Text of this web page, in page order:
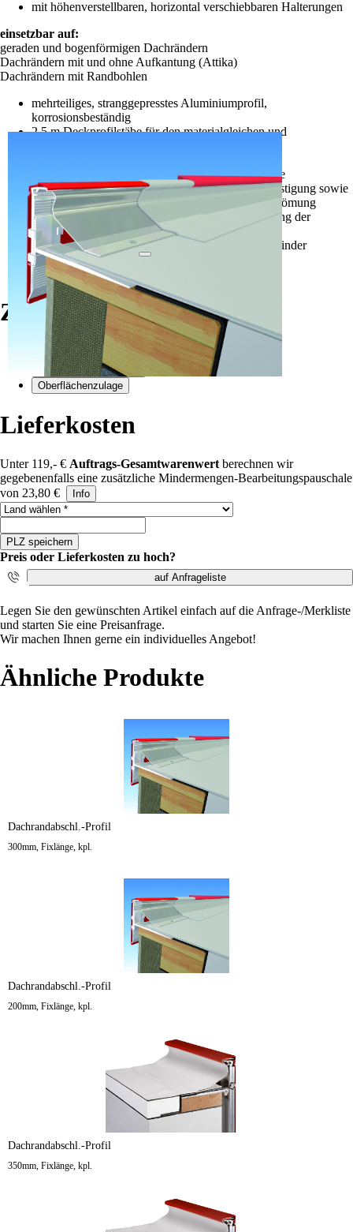
mit höhenverstellbaren, horizontal verschiebbaren Halterungen
einsetzbar auf:
geraden und bogenförmigen Dachrändern
Dachrändern mit und ohne Aufkantung (Attika)
Dachrändern mit Randbohlen
mehrteiliges, stranggepresstes Aluminiumprofil,
korrosionsbeständig
2,5 m Deckprofilstäbe für den materialgleichen und
5,0 m Profilstäbe von 80 bis 200 mm Ansichtshöhe
mit 2,5 m Anschlussbrückenstäben zur Linienbefestigung sowie
zur Sicherung der Abdichtung gegen Windunterströmung
entlang des Dachrandes und s-förmiger Ausformung der
Anschlussbahn (ab TA 125)
regensichere Stöße durch eingeschobene Stoßverbinder
dauerhaft in Fugenmitte positioniert
einfach und schnell montierbar
Zubehör
Außen- & Innenecke (Zulage auf Profilpreis)
Endkappe rechts/links
Oberflächenzulage
Lieferkosten
Unter 119,- € Auftrags-Gesamtwarenwert berechnen wir
gegebenenfalls eine zusätzliche Mindermengen-Bearbeitungspauschale
von 23,80 €
Info
Land auswählen
PLZ speichern
Preis oder Lieferkosten zu hoch?
auf Anfrageliste
Legen Sie den gewünschten Artikel einfach auf die Anfrage-/Merkliste
und starten Sie eine Preisanfrage.
Wir machen Ihnen gerne ein individuelles Angebot!
Ähnliche Produkte
Dachrandabschl.-Profil
300mm, Fixlänge, kpl.
Dachrandabschl.-Profil
200mm, Fixlänge, kpl.
Dachrandabschl.-Profil
350mm, Fixlänge, kpl.